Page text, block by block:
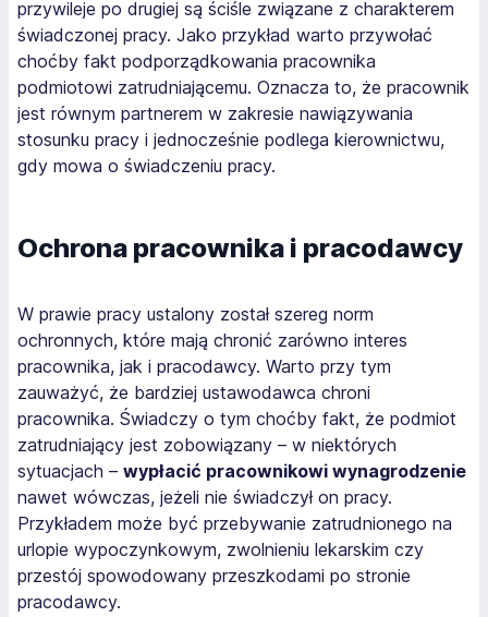
przywileje po drugiej są ściśle związane z charakterem
świadczonej pracy. Jako przykład warto przywołać
choćby fakt podporządkowania pracownika
podmiotowi zatrudniającemu. Oznacza to, że pracownik
jest równym partnerem w zakresie nawiązywania
stosunku pracy i jednocześnie podlega kierownictwu,
gdy mowa o świadczeniu pracy.
Ochrona pracownika i pracodawcy
W prawie pracy ustalony został szereg norm
ochronnych, które mają chronić zarówno interes
pracownika, jak i pracodawcy. Warto przy tym
zauważyć, że bardziej ustawodawca chroni
pracownika. Świadczy o tym choćby fakt, że podmiot
zatrudniający jest zobowiązany – w niektórych
sytuacjach – wypłacić pracownikowi wynagrodzenie
nawet wówczas, jeżeli nie świadczył on pracy.
Przykładem może być przebywanie zatrudnionego na
urlopie wypoczynkowym, zwolnieniu lekarskim czy
przestój spowodowany przeszkodami po stronie
pracodawcy.